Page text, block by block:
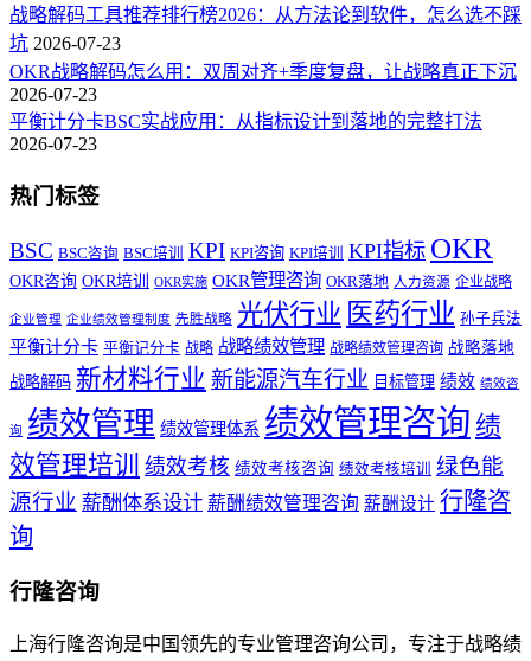
战略解码工具推荐排行榜2026：从方法论到软件，怎么选不踩
坑 2026-07-23
OKR战略解码怎么用：双周对齐+季度复盘，让战略真正下沉
2026-07-23
平衡计分卡BSC实战应用：从指标设计到落地的完整打法
2026-07-23
热门标签
BSC BSC咨询 BSC培训 KPI KPI咨询 KPI培训 KPI指标 OKR
OKR咨询 OKR培训 OKR实施 OKR管理咨询 OKR落地 人力资源 企业战略
企业管理 企业绩效管理制度 先胜战略 光伏行业 医药行业 孙子兵法
平衡计分卡 平衡记分卡 战略 战略绩效管理 战略绩效管理咨询 战略落地
战略解码 新材料行业 新能源汽车行业 目标管理 绩效 绩效咨
询 绩效管理 绩效管理体系 绩效管理咨询 绩
效管理培训
绩效考核 绩效考核咨询 绩效考核培训
绿色能
源行业 薪酬体系设计 薪酬绩效管理咨询 薪酬设计 行隆咨
询
行隆咨询
上海行隆咨询是中国领先的专业管理咨询公司，专注于战略绩